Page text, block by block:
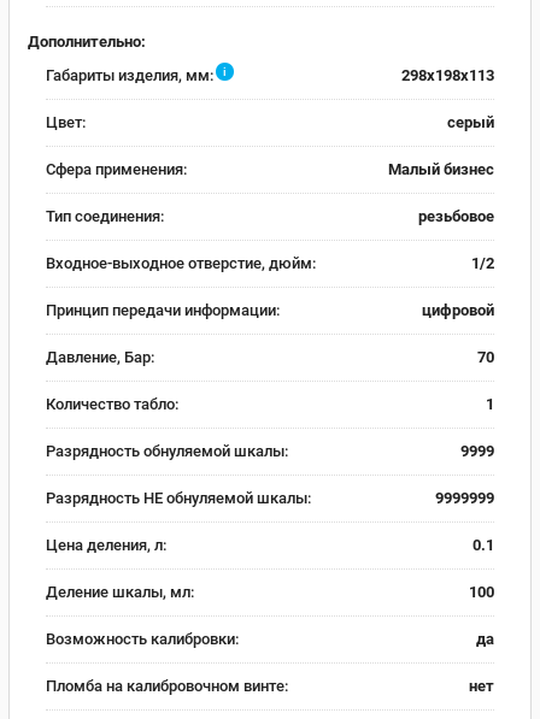
Дополнительно:
Габариты изделия, мм:
i 298x198x113
Цвет: серый
Сфера применения: Малый бизнес
Тип соединения: резьбовое
Входное-выходное отверстие, дюйм: 1/2
Принцип передачи информации: цифровой
Давление, Бар: 70
Количество табло: 1
Разрядность обнуляемой шкалы: 9999
Разрядность НЕ обнуляемой шкалы: 9999999
Цена деления, л: 0.1
Деление шкалы, мл: 100
Возможность калибровки: да
Пломба на калибровочном винте: нет